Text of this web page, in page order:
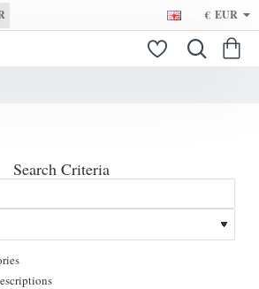
€ EUR
Search Criteria